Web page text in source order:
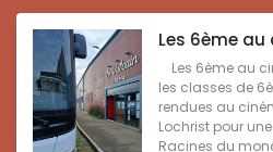
Les 6ème au
Les 6ème au
les classes de
rendues au
Lochrist pour
Racines du